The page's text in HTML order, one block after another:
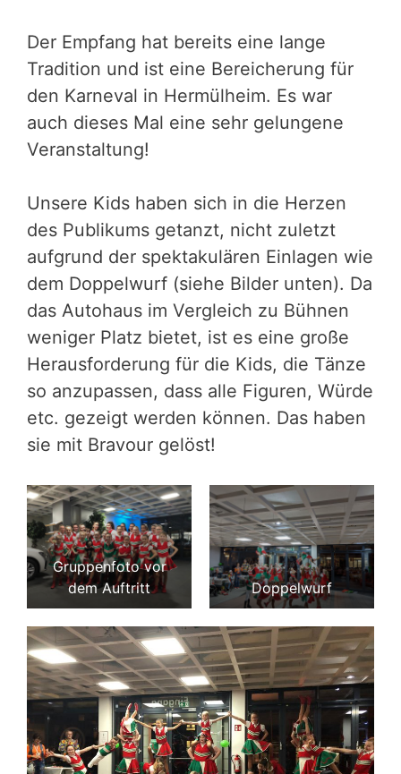
Der Empfang hat bereits eine lange
Tradition und ist eine Bereicherung für
den Karneval in Hermülheim. Es war
auch dieses Mal eine sehr gelungene
Veranstaltung!
Unsere Kids haben sich in die Herzen
des Publikums getanzt, nicht zuletzt
aufgrund der spektakulären Einlagen wie
dem Doppelwurf (siehe Bilder unten). Da
das Autohaus im Vergleich zu Bühnen
weniger Platz bietet, ist es eine große
Herausforderung für die Kids, die Tänze
so anzupassen, dass alle Figuren, Würde
etc. gezeigt werden können. Das haben
sie mit Bravour gelöst!
Gruppenfoto vor
dem Auftritt
Doppelwurf